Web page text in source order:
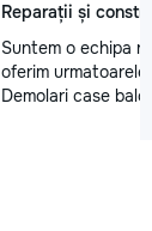
Reparații și
Suntem o echipa
oferim urmatoarele
Demolari case